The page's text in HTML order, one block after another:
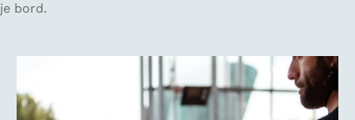
je bord.